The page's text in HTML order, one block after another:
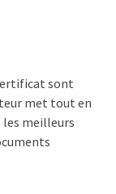
sont
met tout en
meilleurs